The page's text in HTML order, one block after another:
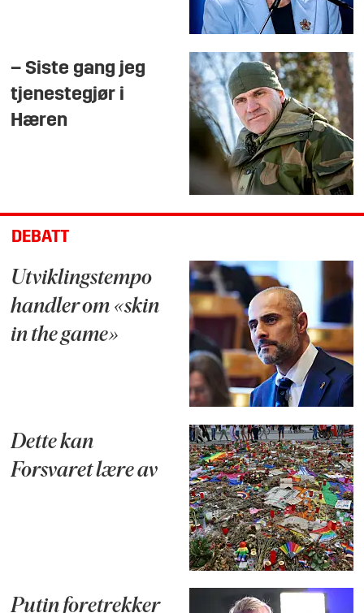
– Siste gang jeg
tjenestegjør i
Hæren
DEBATT
Utviklingstempo
handler om «skin
in the game»
Dette kan
Forsvaret lære av
Putin foretrekker